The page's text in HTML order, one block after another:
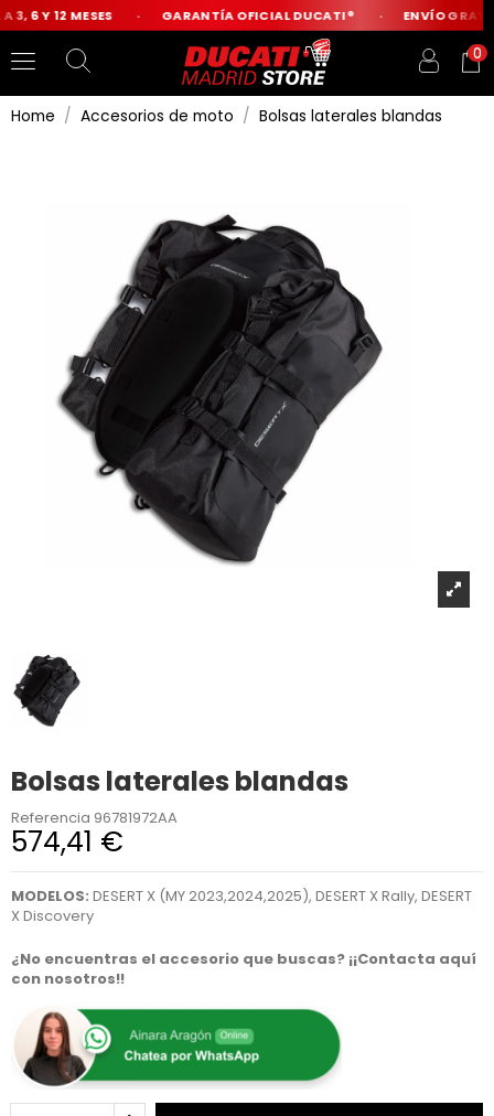
6 Y 12 MESES GARANTÍA OFICIAL DUCATI® ENVÍO
0
Home Accesorios de moto Bolsas laterales blandas
Bolsas laterales blandas
Referencia 96781972AA
574,41 €
MODELOS: DESERT X (MY 2023,2024,2025), DESERT X Rally, DESERT
X Discovery
¿No encuentras el accesorio que buscas? ¡¡Contacta aquí
con nosotros!!